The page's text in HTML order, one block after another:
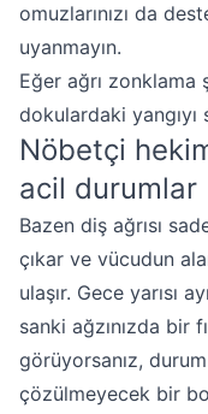
omuzlarınızı da
uyanmayın.
Eğer ağrı
dokulardaki yangıyı
Nöbetçi
acil durumlar
Bazen diş ağrısı
çıkar ve vücudun
ulaşır. Gece yarısı
sanki ağzınızda bir
görüyorsanız,
çözülmeyecek bir